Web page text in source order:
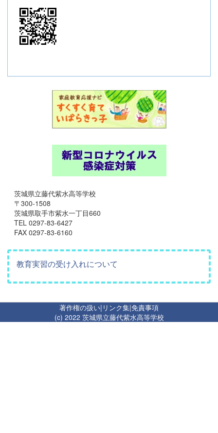
茨城県立藤代紫水高等学校
〒300-1508
茨城県取手市紫水一丁目660
TEL 0297-83-6427
FAX 0297-83-6160
教育実習の受け入れについて
著作権の扱い| リンク集|免責事項
(c) 2022 茨城県立藤代紫水高等学校